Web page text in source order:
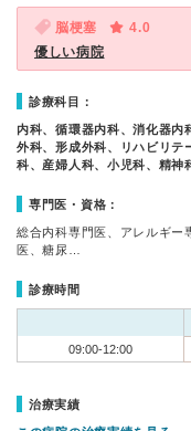
脳梗塞
4.0
優しい病院
診療科目：
内科、循環器内科、消化器内
外科、形成外科、リハビリテ
科、産婦人科、小児科、精神
専門医・資格：
総合内科専門医、アレルギー
医、糖尿…
診療時間
09:00-12:00
治療実績